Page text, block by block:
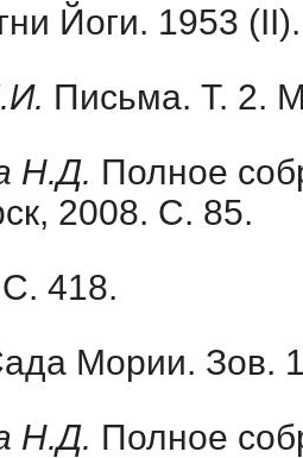
Йоги. 1953
Письма. Т. 2.
Н.Д. Полное
2008. С. 85.
418.
Мории. Зов.
Н.Д. Полное